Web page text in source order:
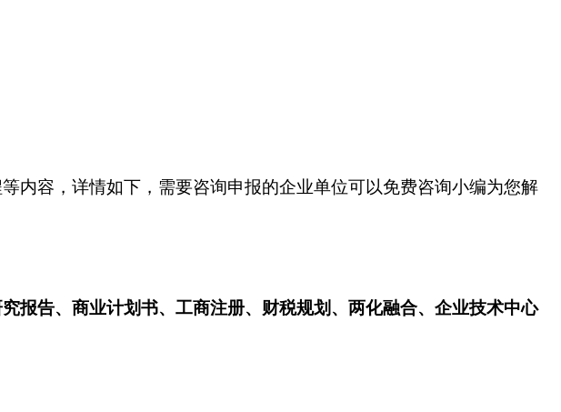
内容，详情如下，需要咨询申报的企业单位可以免费咨询小编为您解
报告、商业计划书、工商注册、财税规划、两化融合、企业技术中心